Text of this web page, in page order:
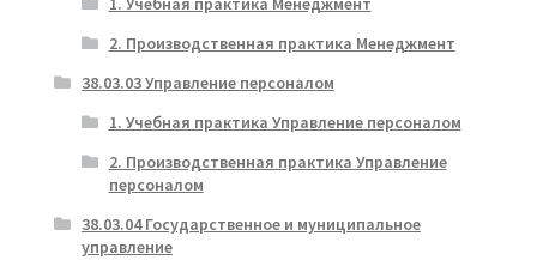
2. Производственная практика Менеджмент
38.03.03 Управление персоналом
1. Учебная практика Управление персоналом
2. Производственная практика Управление
персоналом
38.03.04 Государственное и муниципальное
управление